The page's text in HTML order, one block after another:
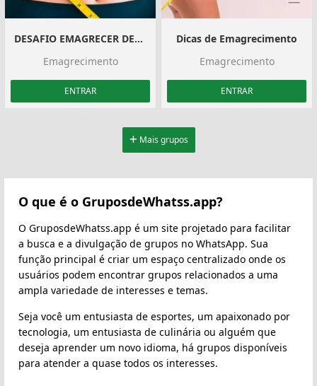
DESAFIO EMAGRECER DEFINITIVO
Emagrecimento
ENTRAR
Dicas de Emagrecimento
Emagrecimento
ENTRAR
Mais grupos
O que é o GruposdeWhatss.app?
O GruposdeWhatss.app é um site projetado para facilitar
a busca e a divulgação de grupos no WhatsApp. Sua
função principal é criar um espaço centralizado onde os
usuários podem encontrar grupos relacionados a uma
ampla variedade de interesses e temas.
Seja você um entusiasta de esportes, um apaixonado por
tecnologia, um entusiasta de culinária ou alguém que
deseja aprender um novo idioma, há grupos disponíveis
para atender a quase todos os interesses.